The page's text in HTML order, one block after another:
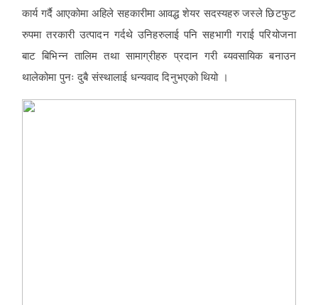
कार्य गर्दै आएकोमा अहिले सहकारीमा आवद्ध शेयर सदस्यहरु जस्ले छिटफुट
रुपमा तरकारी उत्पादन गर्दथे उनिहरुलाई पनि सहभागी गराई परियोजना
बाट बिभिन्न तालिम तथा सामाग्रीहरु प्रदान गरी ब्यवसायिक बनाउन
थालेकोमा पुनः दुबै संस्थालाई धन्यवाद दिनुभएको थियो ।